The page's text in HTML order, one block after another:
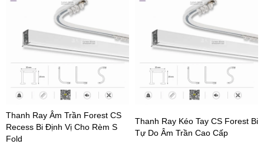
Thanh Ray Âm Trần Forest CS
Recess Bi Định Vị Cho Rèm S
Fold
Thanh Ray Kéo Tay CS Forest Bi
Tự Do Âm Trần Cao Cấp